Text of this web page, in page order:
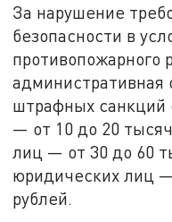
За нарушение
безопасности в
противопожарного
административная
штрафных санкций
— от 10 до 20
лиц — от 30 до 60
юридических лиц
рублей.